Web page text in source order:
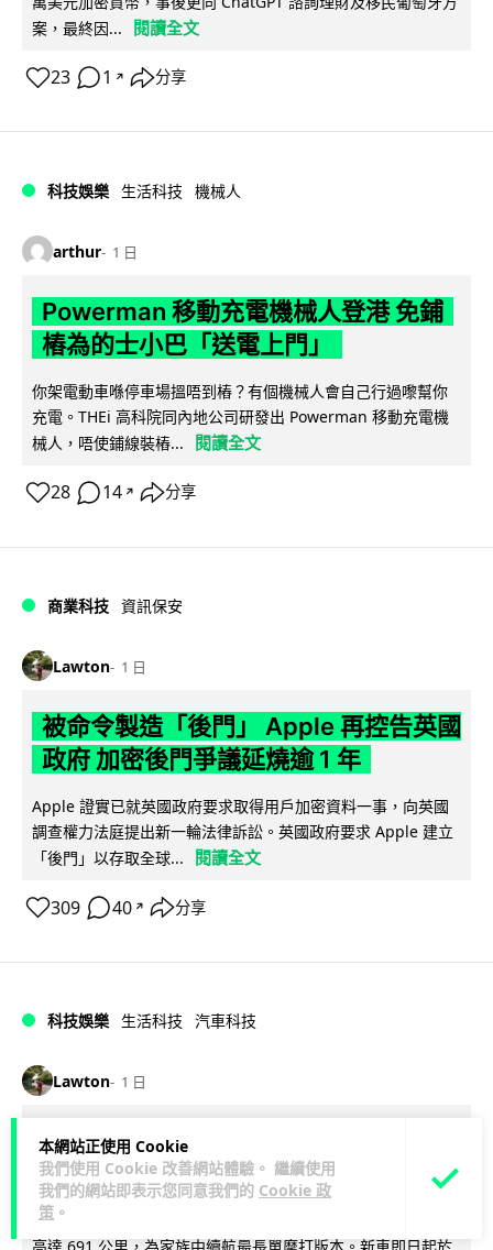
本網站正使用 Cookie
我們使用 Cookie 改善網站體驗。 繼續使用
我們的網站即表示您同意我們的 Cookie 政
策 。
案，最終因...
閱讀全文
23 1 ↗ 分享
科技娛樂 生活科技 機械人
arthur 1 日
Powerman 移動充電機械人登港 免鋪
樁為的士小巴「送電上門」
你架電動車喺停車場搵唔到樁？有個機械人會自己行過嚟幫你
充電。THEi 高科院同內地公司研發出 Powerman 移動充電機
械人，唔使鋪線裝樁...
閱讀全文
28 14 ↗ 分享
商業科技 資訊保安
Lawton 1 日
被命令製造「後門」 Apple 再控告英國
政府 加密後門爭議延燒逾 1 年
Apple 證實已就英國政府要求取得用戶加密資料一事，向英國
調查權力法庭提出新一輪法律訴訟。英國政府要求 Apple 建立
「後門」以存取全球...
閱讀全文
309 40 ↗ 分享
科技娛樂 生活科技 汽車科技
Lawton 1 日
Tesla Model Y 長續航後驅版抵港
YOHO MALL 率先試駕
Tesla 香港推出 Model Y Premium 長續航後輪驅動版，續航最